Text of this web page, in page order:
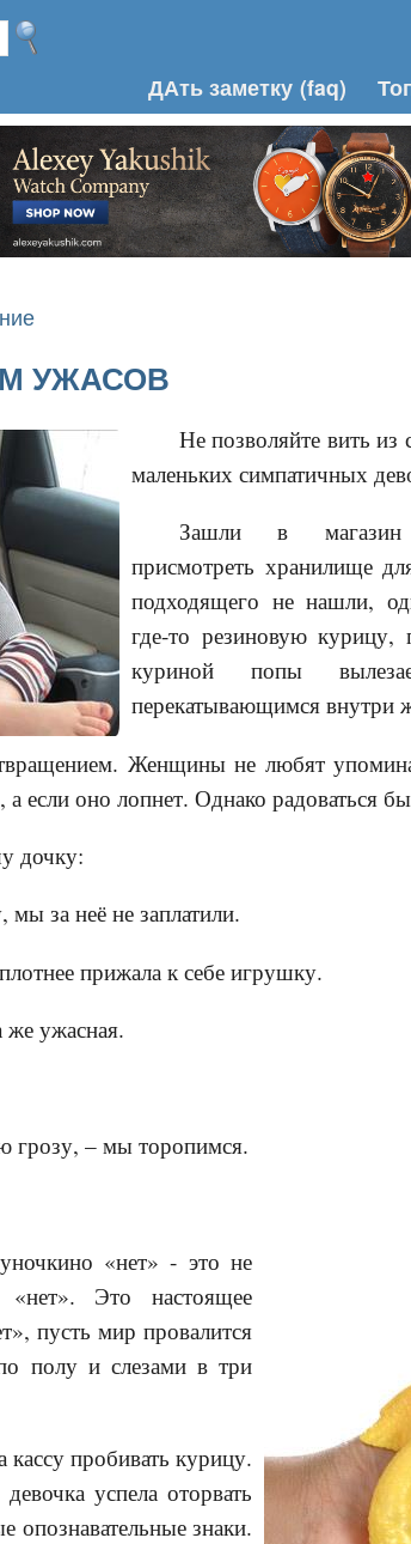
ДАть заметку (faq)
УЖАСОВ
Не позволяйте вить
маленьких симпатичных
Зашли в магазин
присмотреть хранилище
подходящего не нашли,
где-то резиновую
куриной попы
перекатывающимся внутри
Женщины не любят
если оно лопнет. Однако радоваться
дочку:
за неё не заплатили.
прижала к себе игрушку.
ужасная.
грозу, – мы торопимся.
«нет» - это не
«нет». Это настоящее
пусть мир провалится
полу и слезами в три
кассу пробивать курицу.
успела оторвать
знаки.